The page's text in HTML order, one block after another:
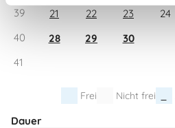
39 21 22 23 24
40
28 29
30
41
Frei Nicht frei
Dauer